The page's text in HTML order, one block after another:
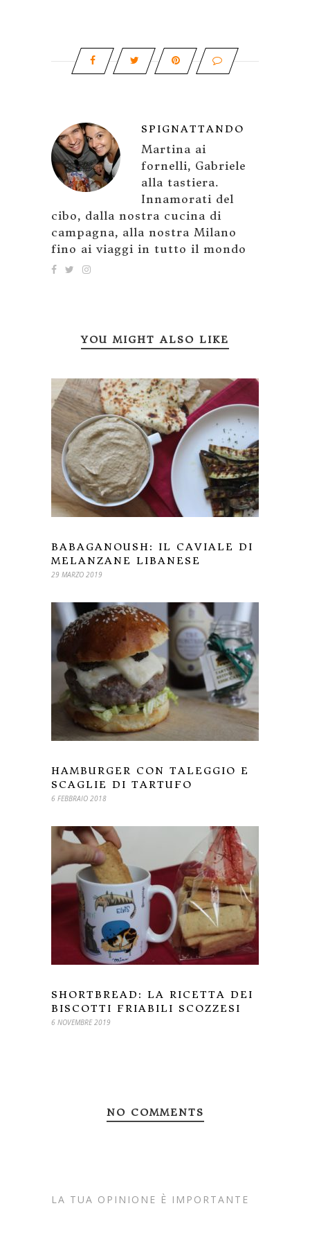
SPIGNATTANDO
Martina ai
fornelli, Gabriele
alla tastiera.
Innamorati del
cibo, dalla nostra cucina di
campagna, alla nostra Milano
fino ai viaggi in tutto il mondo
YOU MIGHT ALSO LIKE
BABAGANOUSH: IL CAVIALE DI
MELANZANE LIBANESE
29 MARZO 2019
HAMBURGER CON TALEGGIO E
SCAGLIE DI TARTUFO
6 FEBBRAIO 2018
SHORTBREAD: LA RICETTA DEI
BISCOTTI FRIABILI SCOZZESI
6 NOVEMBRE 2019
NO COMMENTS
LA TUA OPINIONE È IMPORTANTE